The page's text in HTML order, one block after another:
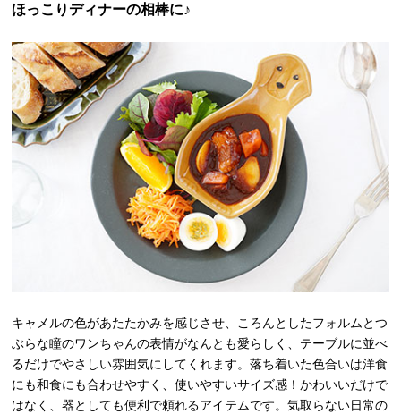
ほっこりディナーの相棒に♪
キャメルの色があたたかみを感じさせ、ころんとしたフォルムとつ
ぶらな瞳のワンちゃんの表情がなんとも愛らしく、テーブルに並べ
るだけでやさしい雰囲気にしてくれます。落ち着いた色合いは洋食
にも和食にも合わせやすく、使いやすいサイズ感！かわいいだけで
はなく、器としても便利で頼れるアイテムです。気取らない日常の